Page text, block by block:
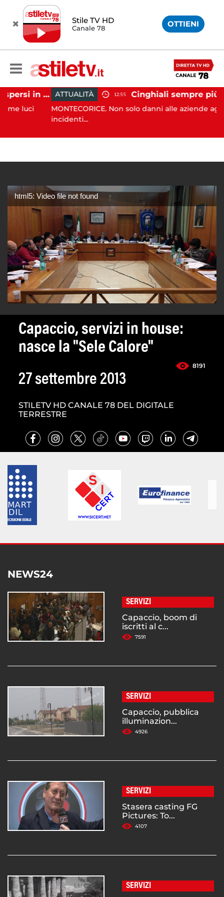
Stile TV HD
Canale 78 OTTIENI
Tramonti, 19 scout dispersi in montagna salvati dai vigili del fuoco ATTUALITÀ 12:55
MONTECORICE. Non solo danni alle aziende agricole e
incidenti...
html5: Video file not found
Capaccio, servizi in house:
nasce la "Sele Calore"
8191
27 settembre 2013
STILETV HD CANALE 78 DEL DIGITALE
TERRESTRE
NEWS24
SERVIZI
Capaccio, boom di
iscritti al c...
7591
SERVIZI
Capaccio, pubblica
illuminazion...
4926
SERVIZI
Stasera casting FG
Pictures: To...
4107
SERVIZI